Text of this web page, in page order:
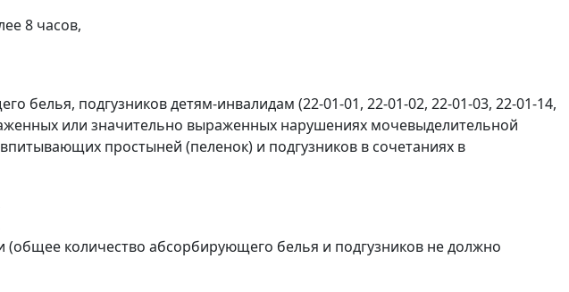
8 часов,
белья, подгузников детям-инвалидам (22-01-01, 22-01-02, 22-01-03, 22-01-14,
или значительно выраженных нарушениях мочевыделительной
простыней (пеленок) и подгузников в сочетаниях в
(общее количество абсорбирующего белья и подгузников не должно